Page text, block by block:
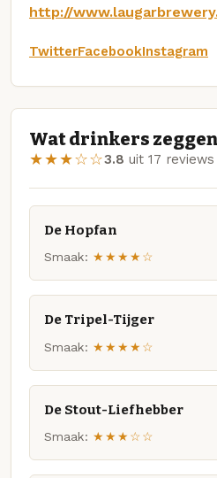
http://
TwitterFacebookInstagram
Wat drinkers
★★★☆☆3.8 uit 17 reviews
De Hopfan
Smaak: ★★★★☆
De Tripel-Tijger
Smaak: ★★★★☆
De Stout-Liefhebber
Smaak: ★★★☆☆